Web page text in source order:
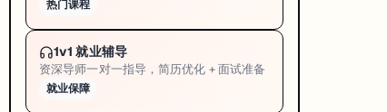
岁和女性高风险；仅 9% 获有效治疗
疗法打开更安全通道
热门课程
1v1 就业辅导
资深导师一对一指导，简历优化 + 面试准备
就业保障